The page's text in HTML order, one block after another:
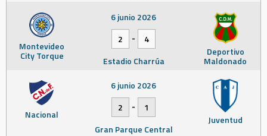
Montevideo
City Torque Deportivo
Maldonado
6 junio 2026
2
-
4
Estadio Charrúa
Nacional Juventud
6 junio 2026
2
-
1
Gran Parque Central